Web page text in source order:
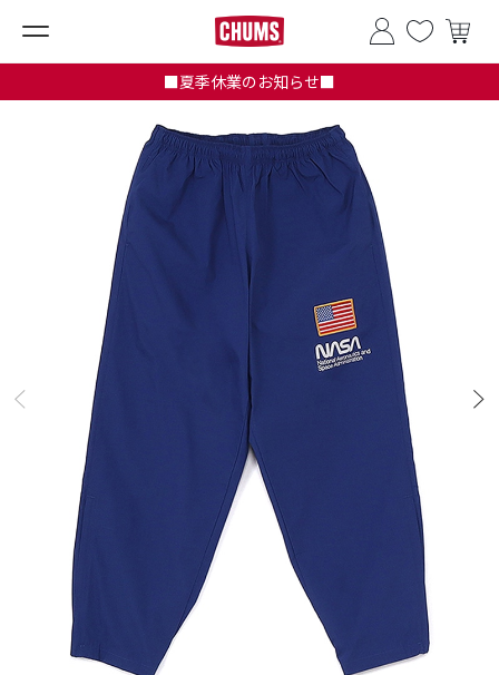
■夏季休業のお知らせ■